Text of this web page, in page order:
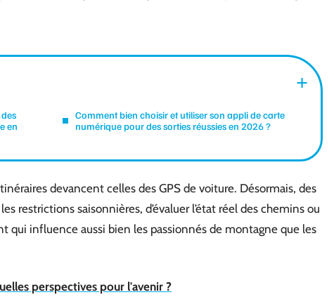
en
Comment bien choisir et utiliser son appli de carte
numérique pour des sorties réussies en 2026 ?
devancent celles des GPS de voiture. Désormais, des
restrictions saisonnières, d’évaluer l’état réel des chemins ou
qui influence aussi bien les passionnés de montagne que les
perspectives pour l'avenir ?